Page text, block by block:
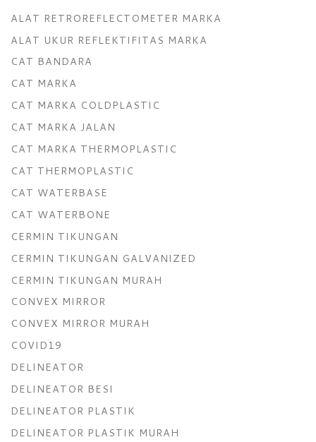
ALAT RETROREFLECTOMETER MARKA
ALAT UKUR REFLEKTIFITAS MARKA
CAT BANDARA
CAT MARKA
CAT MARKA COLDPLASTIC
CAT MARKA JALAN
CAT MARKA THERMOPLASTIC
CAT THERMOPLASTIC
CAT WATERBASE
CAT WATERBONE
CERMIN TIKUNGAN
CERMIN TIKUNGAN GALVANIZED
CERMIN TIKUNGAN MURAH
CONVEX MIRROR
CONVEX MIRROR MURAH
COVID19
DELINEATOR
DELINEATOR BESI
DELINEATOR PLASTIK
DELINEATOR PLASTIK MURAH